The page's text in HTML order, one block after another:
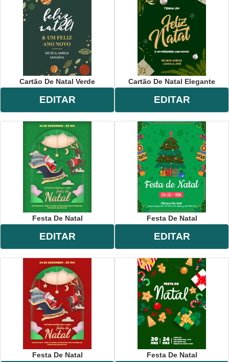
Cartão De Natal Verde
EDITAR
Cartão De Natal Elegante
EDITAR
Festa De Natal
EDITAR
Festa De Natal
EDITAR
Festa De Natal Festa De Natal